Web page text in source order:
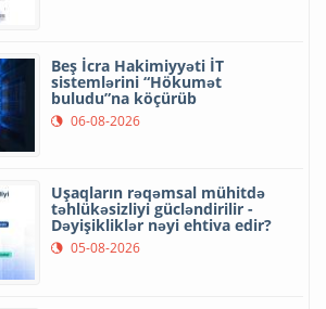
Beş İcra Hakimiyyəti İT
sistemlərini “Hökumət
buludu”na köçürüb
06-08-2026
Uşaqların rəqəmsal mühitdə
təhlükəsizliyi gücləndirilir -
Dəyişikliklər nəyi ehtiva edir?
05-08-2026